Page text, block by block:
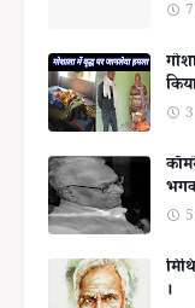
।